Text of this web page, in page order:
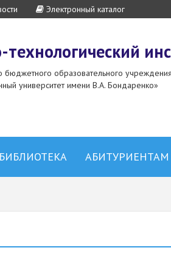
Электронный каталог
бюджетного образовательного
университет имени В.А. Бондаренко»
БИБЛИОТЕКА АБИТУРИЕНТАМ